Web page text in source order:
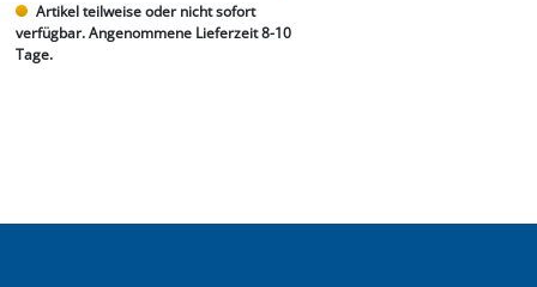
Artikel teilweise oder nicht sofort
verfügbar. Angenommene Lieferzeit 8-10
Tage.